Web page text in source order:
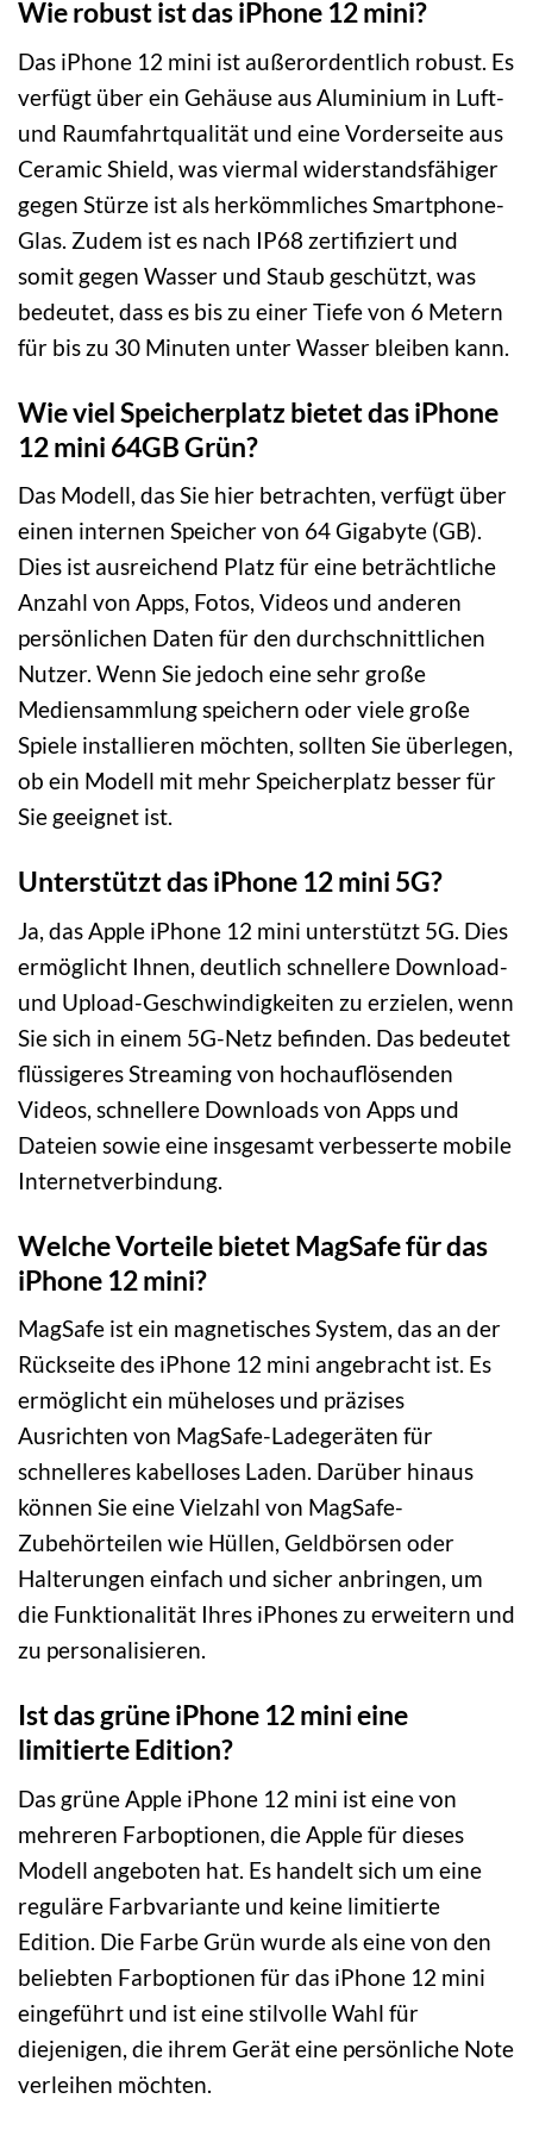
Wie robust ist das iPhone 12 mini?
Das iPhone 12 mini ist außerordentlich robust. Es
verfügt über ein Gehäuse aus Aluminium in Luft-
und Raumfahrtqualität und eine Vorderseite aus
Ceramic Shield, was viermal widerstandsfähiger
gegen Stürze ist als herkömmliches Smartphone-
Glas. Zudem ist es nach IP68 zertifiziert und
somit gegen Wasser und Staub geschützt, was
bedeutet, dass es bis zu einer Tiefe von 6 Metern
für bis zu 30 Minuten unter Wasser bleiben kann.
Wie viel Speicherplatz bietet das iPhone
12 mini 64GB Grün?
Das Modell, das Sie hier betrachten, verfügt über
einen internen Speicher von 64 Gigabyte (GB).
Dies ist ausreichend Platz für eine beträchtliche
Anzahl von Apps, Fotos, Videos und anderen
persönlichen Daten für den durchschnittlichen
Nutzer. Wenn Sie jedoch eine sehr große
Mediensammlung speichern oder viele große
Spiele installieren möchten, sollten Sie überlegen,
ob ein Modell mit mehr Speicherplatz besser für
Sie geeignet ist.
Unterstützt das iPhone 12 mini 5G?
Ja, das Apple iPhone 12 mini unterstützt 5G. Dies
ermöglicht Ihnen, deutlich schnellere Download-
und Upload-Geschwindigkeiten zu erzielen, wenn
Sie sich in einem 5G-Netz befinden. Das bedeutet
flüssigeres Streaming von hochauflösenden
Videos, schnellere Downloads von Apps und
Dateien sowie eine insgesamt verbesserte mobile
Internetverbindung.
Welche Vorteile bietet MagSafe für das
iPhone 12 mini?
MagSafe ist ein magnetisches System, das an der
Rückseite des iPhone 12 mini angebracht ist. Es
ermöglicht ein müheloses und präzises
Ausrichten von MagSafe-Ladegeräten für
schnelleres kabelloses Laden. Darüber hinaus
können Sie eine Vielzahl von MagSafe-
Zubehörteilen wie Hüllen, Geldbörsen oder
Halterungen einfach und sicher anbringen, um
die Funktionalität Ihres iPhones zu erweitern und
zu personalisieren.
Ist das grüne iPhone 12 mini eine
limitierte Edition?
Das grüne Apple iPhone 12 mini ist eine von
mehreren Farboptionen, die Apple für dieses
Modell angeboten hat. Es handelt sich um eine
reguläre Farbvariante und keine limitierte
Edition. Die Farbe Grün wurde als eine von den
beliebten Farboptionen für das iPhone 12 mini
eingeführt und ist eine stilvolle Wahl für
diejenigen, die ihrem Gerät eine persönliche Note
verleihen möchten.